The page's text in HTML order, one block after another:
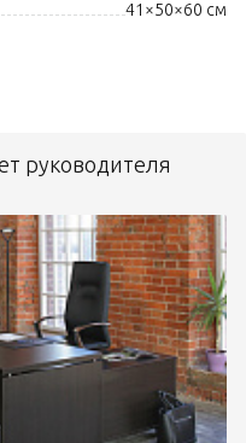
41×50×60 см
руководителя